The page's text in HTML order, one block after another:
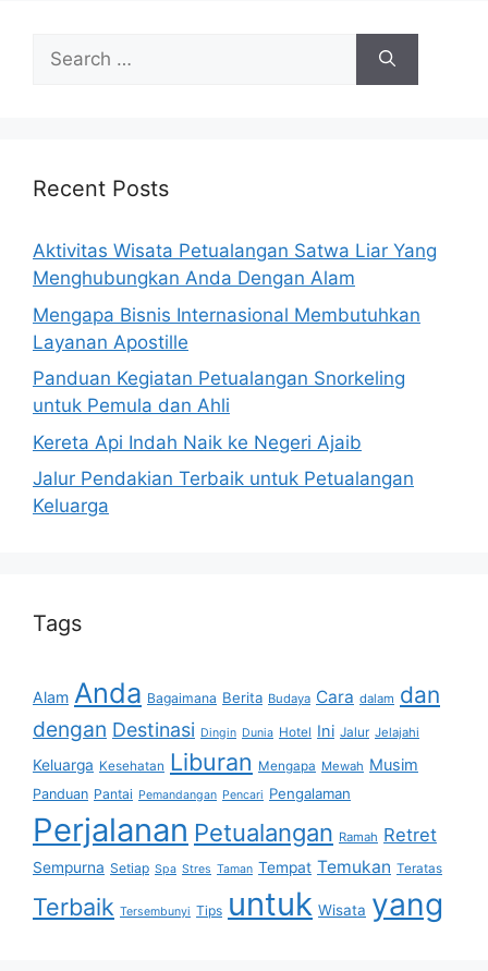
Search
for:
Recent Posts
Aktivitas Wisata Petualangan Satwa Liar Yang
Menghubungkan Anda Dengan Alam
Mengapa Bisnis Internasional Membutuhkan
Layanan Apostille
Panduan Kegiatan Petualangan Snorkeling
untuk Pemula dan Ahli
Kereta Api Indah Naik ke Negeri Ajaib
Jalur Pendakian Terbaik untuk Petualangan
Keluarga
Tags
Alam Anda Bagaimana Berita Budaya Cara dalam dan
dengan Destinasi Dingin Dunia Hotel Ini Jalur Jelajahi
Keluarga Kesehatan Liburan Mengapa Mewah Musim
Panduan Pantai Pemandangan Pencari Pengalaman
Perjalanan Petualangan Ramah Retret
Sempurna Setiap Spa Stres Taman Tempat Temukan Teratas
Terbaik Tersembunyi Tips untuk Wisata yang